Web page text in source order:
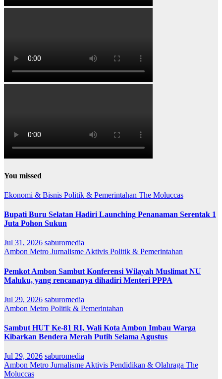
You missed
Ekonomi & Bisnis Politik & Pemerintahan The Moluccas
Bupati Buru Selatan Hadiri Launching Penanaman Serentak 1
Juta Pohon Sukun
Jul 31, 2026 saburomedia
Ambon Metro Jurnalisme Aktivis Politik & Pemerintahan
Pemkot Ambon Sambut Konferensi Wilayah Muslimat NU
Maluku, yang rencananya dihadiri Menteri PPPA
Jul 29, 2026 saburomedia
Ambon Metro Politik & Pemerintahan
Sambut HUT Ke-81 RI, Wali Kota Ambon Imbau Warga
Kibarkan Bendera Merah Putih Selama Agustus
Jul 29, 2026 saburomedia
Ambon Metro Jurnalisme Aktivis Pendidikan & Olahraga The
Moluccas